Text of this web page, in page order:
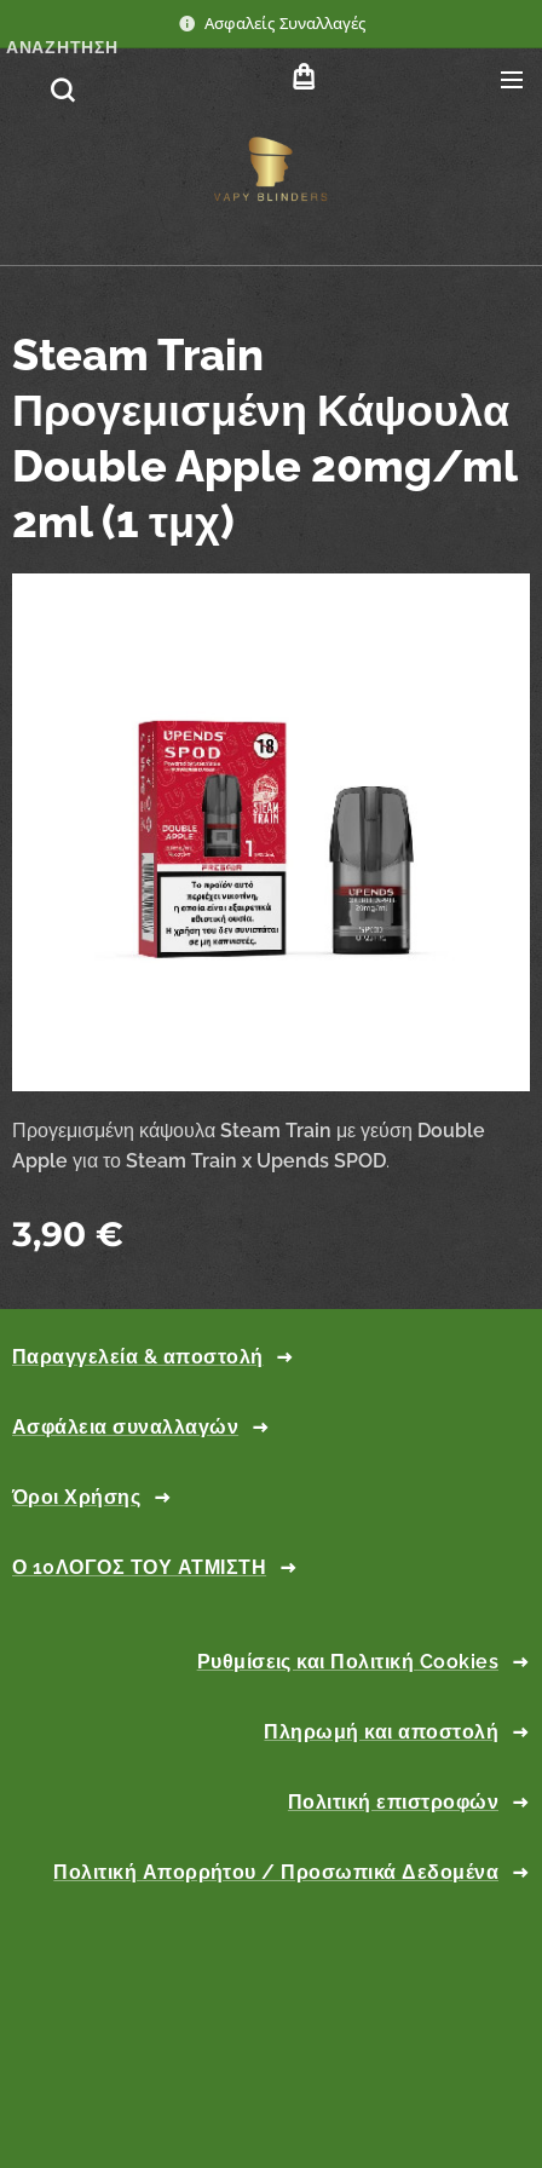
Ασφαλείς Συναλλαγές
ΑΝΑΖΉΤΗΣΗ
Steam Train
Προγεμισμένη Κάψουλα
Double Apple 20mg/ml
2ml (1 τμχ)
Προγεμισμένη κάψουλα Steam Train με γεύση Double
Apple για το Steam Train x Upends SPOD.
3,90 €
Παραγγελεία & αποστολή
Ασφάλεια συναλλαγών
Όροι Χρήσης
Ο 10ΛΟΓΟΣ ΤΟΥ ΑΤΜΙΣΤΗ
Ρυθμίσεις και Πολιτική Cookies
Πληρωμή και αποστολή
Πολιτική επιστροφών
Πολιτική Απορρήτου / Προσωπικά Δεδομένα